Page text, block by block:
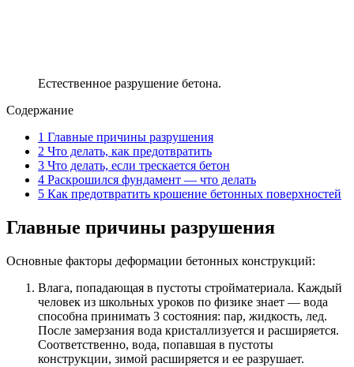
Естественное разрушение бетона.
Содержание
1 Главные причины разрушения
2 Что делать, как предотвратить
3 Что делать, если трескается бетон
4 Раскрошился фундамент — что делать
5 Как предотвратить крошение бетонных поверхностей
Главные причины разрушения
Основные факторы деформации бетонных конструкций:
Влага, попадающая в пустоты стройматериала. Каждый
человек из школьных уроков по физике знает — вода
способна принимать 3 состояния: пар, жидкость, лед.
После замерзания вода кристаллизуется и расширяется.
Соответственно, вода, попавшая в пустоты
конструкции, зимой расширяется и ее разрушает.